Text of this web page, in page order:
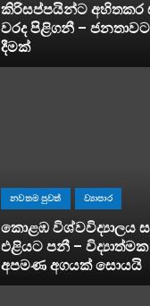
කිරිසප්පයින්ට අහිතකර
වරද පිළිගනී –
දීමක්
නවතම පුවත් ව්‍යාපාර
කොළඹ විශ්වවිද්‍යාලය
එළියට පනී –
අපමණ අගයක් සොයයි